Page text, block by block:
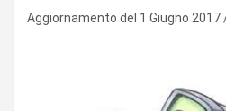
Aggiornamento del 1 Giugno 2017